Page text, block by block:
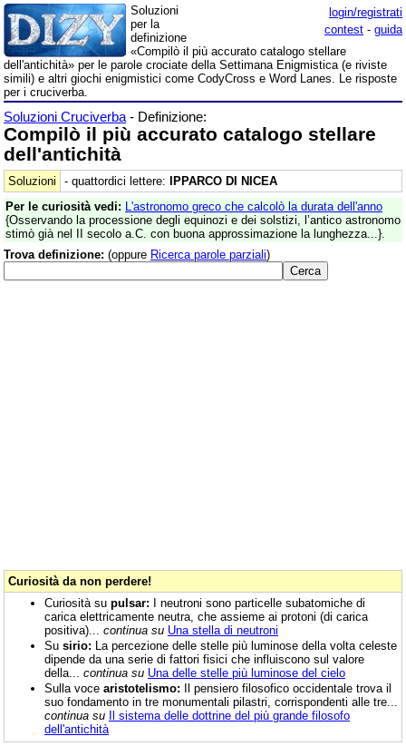
login/registrati
contest - guida
Soluzioni
per la
definizione
«Compilò il più accurato catalogo stellare
dell'antichità» per le parole crociate della Settimana Enigmistica (e riviste
simili) e altri giochi enigmistici come CodyCross e Word Lanes. Le risposte
per i cruciverba.
Soluzioni Cruciverba - Definizione:
Compilò il più accurato catalogo stellare
dell'antichità
Soluzioni - quattordici lettere: IPPARCO DI NICEA
Per le curiosità vedi: L'astronomo greco che calcolò la durata dell'anno
{Osservando la processione degli equinozi e dei solstizi, l’antico astronomo
stimò già nel II secolo a.C. con buona approssimazione la lunghezza...}.
Trova definizione: (oppure Ricerca parole parziali)
Curiosità da non perdere!
Curiosità su pulsar: I neutroni sono particelle subatomiche di
carica elettricamente neutra, che assieme ai protoni (di carica
positiva)... continua su Una stella di neutroni
Su sirio: La percezione delle stelle più luminose della volta celeste
dipende da una serie di fattori fisici che influiscono sul valore
della... continua su Una delle stelle più luminose del cielo
Sulla voce aristotelismo: Il pensiero filosofico occidentale trova il
suo fondamento in tre monumentali pilastri, corrispondenti alle tre...
continua su Il sistema delle dottrine del più grande filosofo
dell'antichità